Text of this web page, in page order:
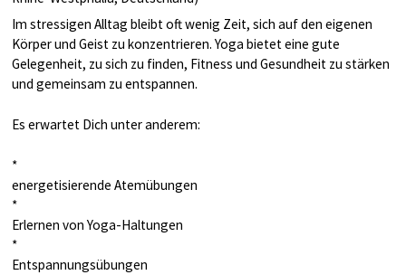
Im stressigen Alltag bleibt oft wenig Zeit, sich auf den eigenen
Körper und Geist zu konzentrieren. Yoga bietet eine gute
Gelegenheit, zu sich zu finden, Fitness und Gesundheit zu stärken
und gemeinsam zu entspannen.
Es erwartet Dich unter anderem:
*
energetisierende Atemübungen
*
Erlernen von Yoga-Haltungen
*
Entspannungsübungen